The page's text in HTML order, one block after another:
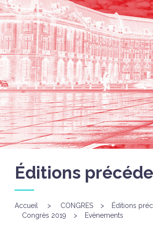
Éditions
Accueil > CONGRES > Éditions
Congrès 2019
> Evènements